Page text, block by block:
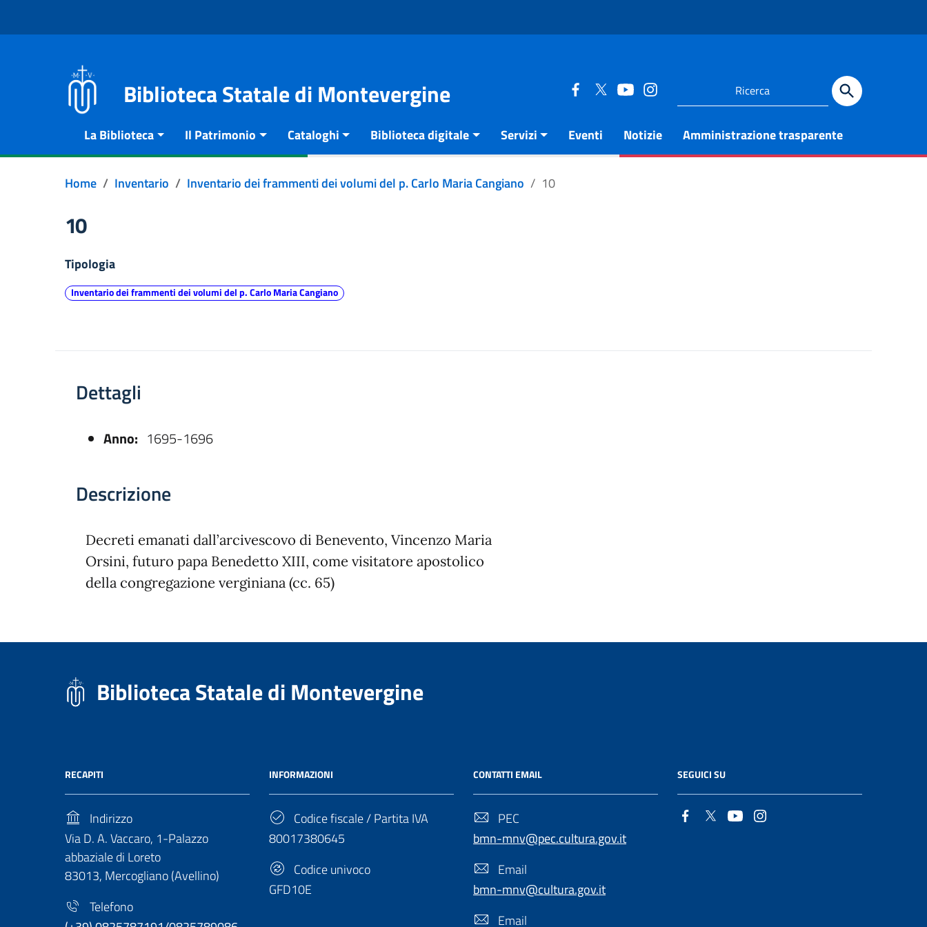
Biblioteca Statale di Montevergine
La Biblioteca Il Patrimonio Cataloghi Biblioteca digitale Servizi Eventi Notizie Amministrazione trasparente
Home Inventario Inventario dei frammenti dei volumi del p. Carlo Maria Cangiano 10
10
Tipologia
Inventario dei frammenti dei volumi del p. Carlo Maria Cangiano
Dettagli
Anno: 1695-1696
Descrizione
Decreti emanati dall’arcivescovo di Benevento, Vincenzo Maria
Orsini, futuro papa Benedetto XIII, come visitatore apostolico
della congregazione verginiana (cc. 65)
Biblioteca Statale di Montevergine
RECAPITI
Indirizzo
Via D. A. Vaccaro, 1-Palazzo
abbaziale di Loreto
83013, Mercogliano (Avellino)
Telefono
INFORMAZIONI
Codice fiscale / Partita IVA
80017380645
Codice univoco
GFD10E
CONTATTI EMAIL
PEC
bmn-mnv@pec.cultura.gov.it
Email
bmn-mnv@cultura.gov.it
Email
SEGUICI SU